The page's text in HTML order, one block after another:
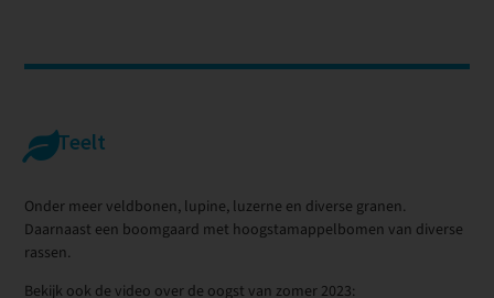
Teelt
Onder meer veldbonen, lupine, luzerne en diverse granen.
Daarnaast een boomgaard met hoogstamappelbomen van diverse
rassen.
Bekijk ook de video over de oogst van zomer 2023: